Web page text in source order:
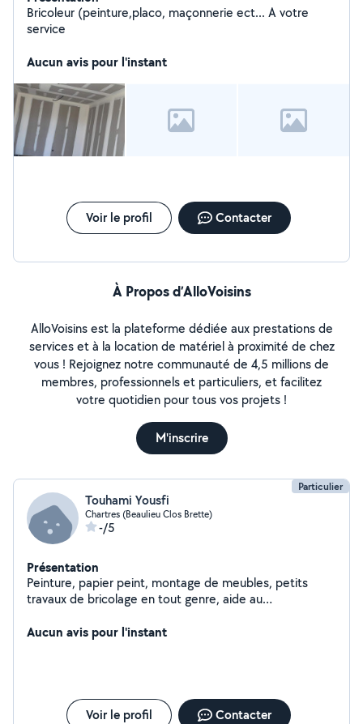
Bricoleur (peinture,placo, maçonnerie ect... A votre
service
Aucun avis pour l'instant
Voir le profil Contacter
À Propos d’AlloVoisins
AlloVoisins est la plateforme dédiée aux prestations de
services et à la location de matériel à proximité de chez
vous ! Rejoignez notre communauté de 4,5 millions de
membres, professionnels et particuliers, et facilitez
votre quotidien pour tous vos projets !
M'inscrire
Particulier
Touhami Yousfi
Chartres (Beaulieu Clos Brette)
-/5
Présentation
Peinture, papier peint, montage de meubles, petits
travaux de bricolage en tout genre, aide au
Aucun avis pour l'instant
Voir le profil Contacter